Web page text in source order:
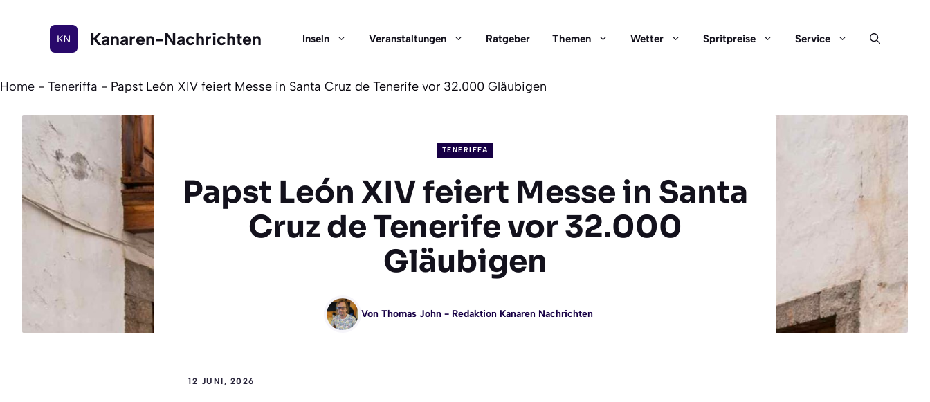
Kanaren-Nachrichten Inseln Veranstaltungen Ratgeber Themen Wetter Spritpreise Service
Home - Teneriffa - Papst León XIV feiert Messe in Santa Cruz de Tenerife vor 32.000 Gläubigen
TENERIFFA
Papst León XIV feiert Messe in Santa
Cruz de Tenerife vor 32.000
Gläubigen
Von Thomas John- Redaktion Kanaren Nachrichten
12 JUNI, 2026